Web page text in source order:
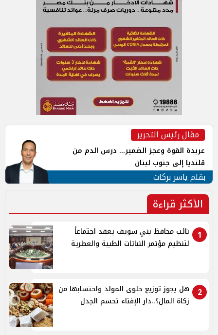
مقال رئيس التحرير
عربدة القوة وعجز الضمير... درس الدم من
قلنديا إلى جنوب لبنان
بقلم ياسر بركات
الأكثر قراءة
1
نائب محافظ بني سويف يعقد اجتماعاً
لتنظيم مؤتمر النباتات الطبية والعطرية
2
هل يجوز توزيع حلوى المولد واحتسابها من
زكاة المال؟..دار الإفتاء تحسم الجدل